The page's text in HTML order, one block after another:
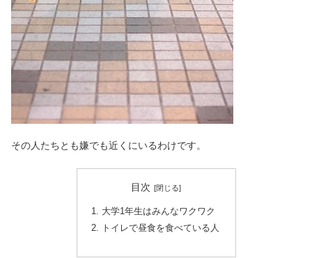
その人たちとも嫌でも近くにいるわけです。
目次
大学1年生はみんなワクワク
トイレで昼食を食べている人